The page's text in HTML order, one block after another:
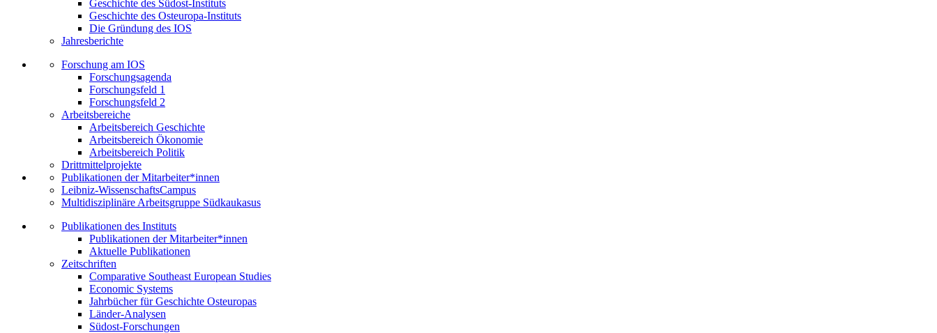
Geschichte des Südost-Instituts
Geschichte des Osteuropa-Instituts
Die Gründung des IOS
Jahresberichte
Forschung am IOS
Forschungsagenda
Forschungsfeld 1
Forschungsfeld 2
Arbeitsbereiche
Arbeitsbereich Geschichte
Arbeitsbereich Ökonomie
Arbeitsbereich Politik
Drittmittelprojekte
Publikationen der Mitarbeiter*innen
Leibniz-WissenschaftsCampus
Multidisziplinäre Arbeitsgruppe Südkaukasus
Publikationen des Instituts
Publikationen der Mitarbeiter*innen
Aktuelle Publikationen
Zeitschriften
Comparative Southeast European Studies
Economic Systems
Jahrbücher für Geschichte Osteuropas
Länder-Analysen
Südost-Forschungen